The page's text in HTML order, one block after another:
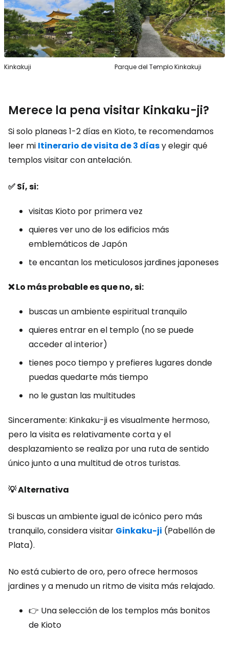
Kinkakuji Parque del Templo Kinkakuji
Merece la pena visitar Kinkaku-ji?
Si solo planeas 1-2 días en Kioto, te recomendamos
leer mi Itinerario de visita de 3 díasy elegir qué
templos visitar con antelación.
✅ Sí, si:
visitas Kioto por primera vez
quieres ver uno de los edificios más
emblemáticos de Japón
te encantan los meticulosos jardines japoneses
❌ Lo más probable es que no, si:
buscas un ambiente espiritual tranquilo
quieres entrar en el templo (no se puede
acceder al interior)
tienes poco tiempo y prefieres lugares donde
puedas quedarte más tiempo
no le gustan las multitudes
Sinceramente: Kinkaku-ji es visualmente hermoso,
pero la visita es relativamente corta y el
desplazamiento se realiza por una ruta de sentido
único junto a una multitud de otros turistas.
💡 Alternativa
Si buscas un ambiente igual de icónico pero más
tranquilo, considera visitar Ginkaku-ji (Pabellón de
Plata).
No está cubierto de oro, pero ofrece hermosos
jardines y a menudo un ritmo de visita más relajado.
👉 Una selección de los templos más bonitos
de Kioto